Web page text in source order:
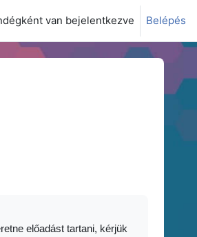
van bejelentkezve Belépés
előadást tartani, kérjük